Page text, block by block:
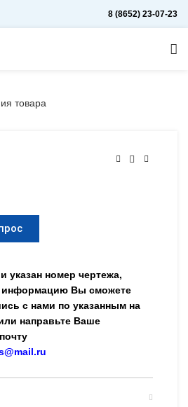
8 (8652) 23-07-23
указан номер чертежа,
информацию Вы сможете
с нами по указанным на
направьте Ваше